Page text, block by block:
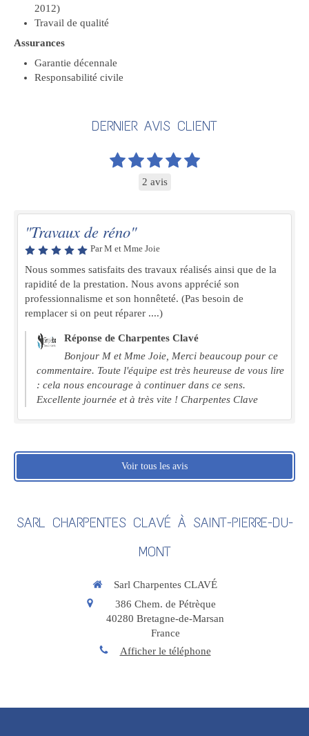
2012)
Travail de qualité
Assurances
Garantie décennale
Responsabilité civile
DERNIER AVIS CLIENT
2 avis
"Travaux de réno"
Par M et Mme Joie
Nous sommes satisfaits des travaux réalisés ainsi que de la
rapidité de la prestation. Nous avons apprécié son
professionnalisme et son honnêteté. (Pas besoin de
remplacer si on peut réparer ....)
Réponse de Charpentes Clavé
Bonjour M et Mme Joie, Merci beaucoup pour ce
commentaire. Toute l'équipe est très heureuse de vous lire
: cela nous encourage à continuer dans ce sens.
Excellente journée et à très vite ! Charpentes Clave
Voir tous les avis
SARL CHARPENTES CLAVÉ À SAINT-PIERRE-DU-
MONT
Sarl Charpentes CLAVÉ
386 Chem. de Pétrèque
40280 Bretagne-de-Marsan
France
Afficher le téléphone